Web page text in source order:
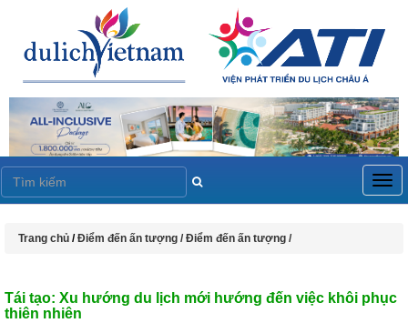
Trang chủ /Điểm đến ấn tượng /Điểm đến ấn tượng /
Tái tạo: Xu hướng du lịch mới hướng đến việc khôi phục
thiên nhiên